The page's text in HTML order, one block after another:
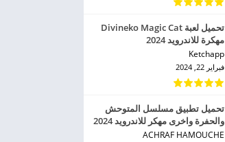
تحميل لعبة Divineko Magic Cat
مهكرة للاندرويد 2024
Ketchapp‏
فبراير 22, 2024
تحميل تطبيق مسلسل المتوحش
والحفرة واخرى مهكر للاندرويد 2024
ACHRAF HAMOUCHE‏